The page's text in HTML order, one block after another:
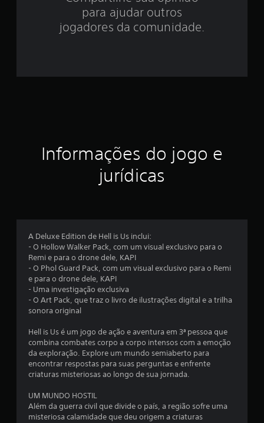
i
a
s
para ajudar outros
jogadores da comunidade.
Informações do jogo e
jurídicas
A Deluxe Edition de Hell is Us inclui:
- O Hollow Walker Pack, com um visual exclusivo para o
Remi e para o drone dele, KAPI
- O Phol Guard Pack, com um visual exclusivo para o Remi
e para o drone dele, KAPI
- Uma investigação exclusiva
- O Art Pack, que traz o livro de ilustrações digital e a trilha
sonora original
Hell is Us é um jogo de ação e aventura em 3ª pessoa que
combina combates corpo a corpo intensos com a emoção
da exploração. Explore um mundo semiaberto para
encontrar respostas para suas perguntas e enfrente
criaturas misteriosas ao longo de sua jornada.
UM MUNDO HOSTIL
Além da guerra civil que divide o país, a região sofre uma
misteriosa calamidade que deu origem a criaturas